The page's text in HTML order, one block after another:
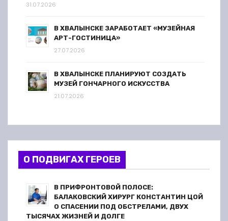
31.07.2026
В ХВАЛЫНСКЕ ЗАРАБОТАЕТ «МУЗЕЙНАЯ
АРТ-ГОСТИНИЦА»
27.07.2026
В ХВАЛЫНСКЕ ПЛАНИРУЮТ СОЗДАТЬ
МУЗЕЙ ГОНЧАРНОГО ИСКУССТВА
21.07.2026
О ПОДВИГАХ ГЕРОЕВ
В ПРИФРОНТОВОЙ ПОЛОСЕ:
БАЛАКОВСКИЙ ХИРУРГ КОНСТАНТИН ЦОЙ
О СПАСЕНИИ ПОД ОБСТРЕЛАМИ, ДВУХ
ТЫСЯЧАХ ЖИЗНЕЙ И ДОЛГЕ